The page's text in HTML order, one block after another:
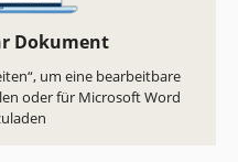
Dokument
um eine bearbeitbare
oder für Microsoft Word